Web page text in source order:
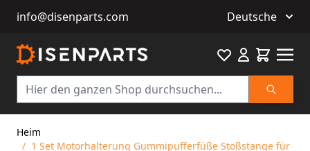
info@disenparts.com Deutsche
Suche
Favourite
Heim
/ 1 Set Motorhalterung Gummipufferfüße Stoßstange für